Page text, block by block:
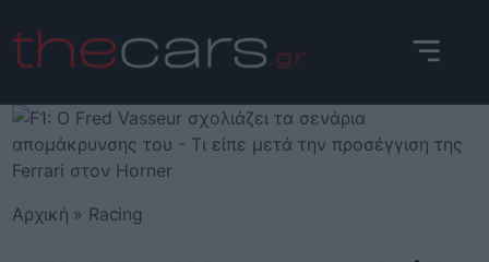
to
content
Αρχική » Racing